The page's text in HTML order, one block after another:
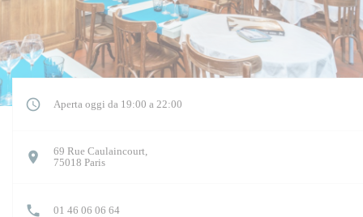
Aperta oggi da 19:00 a 22:00
69 Rue Caulaincourt,
75018 Paris((apre una nuova finestra))
01 46 06 06 64